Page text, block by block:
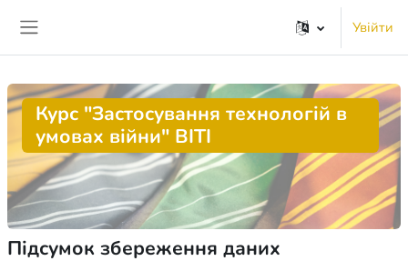
Увійти
Курс "Застосування технологій в
умовах війни" ВІТІ
Підсумок збереження даних